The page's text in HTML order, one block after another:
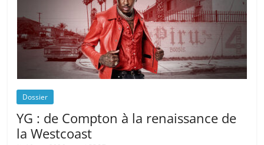
Dossier
YG : de Compton à la renaissance de
la Westcoast